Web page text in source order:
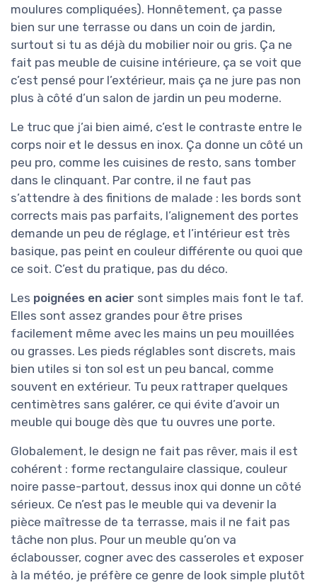
moulures compliquées). Honnêtement, ça passe
bien sur une terrasse ou dans un coin de jardin,
surtout si tu as déjà du mobilier noir ou gris. Ça ne
fait pas meuble de cuisine intérieure, ça se voit que
c’est pensé pour l’extérieur, mais ça ne jure pas non
plus à côté d’un salon de jardin un peu moderne.
Le truc que j’ai bien aimé, c’est le contraste entre le
corps noir et le dessus en inox. Ça donne un côté un
peu pro, comme les cuisines de resto, sans tomber
dans le clinquant. Par contre, il ne faut pas
s’attendre à des finitions de malade : les bords sont
corrects mais pas parfaits, l’alignement des portes
demande un peu de réglage, et l’intérieur est très
basique, pas peint en couleur différente ou quoi que
ce soit. C’est du pratique, pas du déco.
Les poignées en acier sont simples mais font le taf.
Elles sont assez grandes pour être prises
facilement même avec les mains un peu mouillées
ou grasses. Les pieds réglables sont discrets, mais
bien utiles si ton sol est un peu bancal, comme
souvent en extérieur. Tu peux rattraper quelques
centimètres sans galérer, ce qui évite d’avoir un
meuble qui bouge dès que tu ouvres une porte.
Globalement, le design ne fait pas rêver, mais il est
cohérent : forme rectangulaire classique, couleur
noire passe-partout, dessus inox qui donne un côté
sérieux. Ce n’est pas le meuble qui va devenir la
pièce maîtresse de ta terrasse, mais il ne fait pas
tâche non plus. Pour un meuble qu’on va
éclabousser, cogner avec des casseroles et exposer
à la météo, je préfère ce genre de look simple plutôt